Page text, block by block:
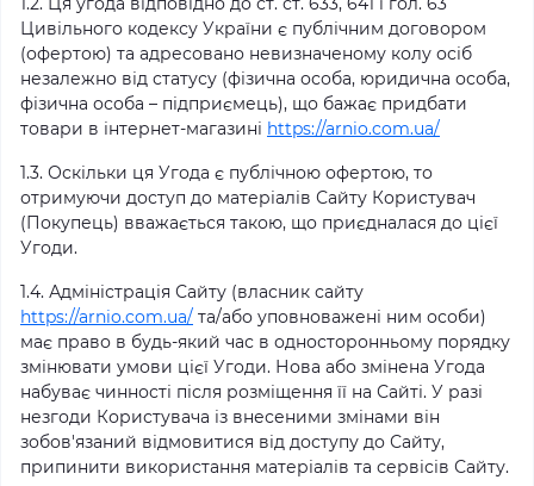
Цивільного кодексу України є публічним договором
(офертою) та адресовано невизначеному колу осіб
незалежно від статусу (фізична особа, юридична особа,
фізична особа – підприємець), що бажає придбати
товари в інтернет-магазині https://arnio.com.ua/
1.3. Оскільки ця Угода є публічною офертою, то
отримуючи доступ до матеріалів Сайту Користувач
(Покупець) вважається такою, що приєдналася до цієї
Угоди.
1.4. Адміністрація Сайту (власник сайту
https://arnio.com.ua/ та/або уповноважені ним особи)
має право в будь-який час в односторонньому порядку
змінювати умови цієї Угоди. Нова або змінена Угода
набуває чинності після розміщення її на Сайті. У разі
незгоди Користувача із внесеними змінами він
зобов'язаний відмовитися від доступу до Сайту,
припинити використання матеріалів та сервісів Сайту.